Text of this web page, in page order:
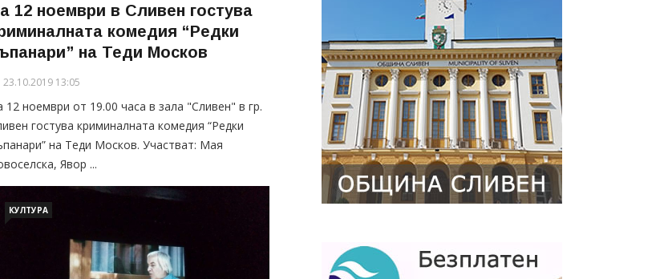
12 ноември в Сливен гостува
комедия “Редки
на Теди Москов
23.10.2019 13:05
12 ноември от 19.00 часа в зала "Сливен" в гр.
гостува криминалната комедия “Редки
на Теди Москов. Участват: Мая
Явор ...
КУЛТУРА